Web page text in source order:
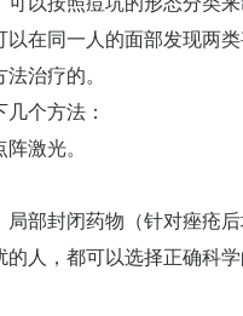
同一人的面部发现两类
治疗的。
个方法：
激光。
部封闭药物（针对痤疮后
，都可以选择正确科学